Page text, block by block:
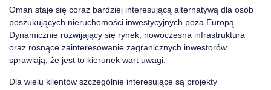
Oman staje się coraz bardziej interesującą alternatywą dla osób
poszukujących nieruchomości inwestycyjnych poza Europą.
Dynamicznie rozwijający się rynek, nowoczesna infrastruktura
oraz rosnące zainteresowanie zagranicznych inwestorów
sprawiają, że jest to kierunek wart uwagi.
Dla wielu klientów szczególnie interesujące są projekty